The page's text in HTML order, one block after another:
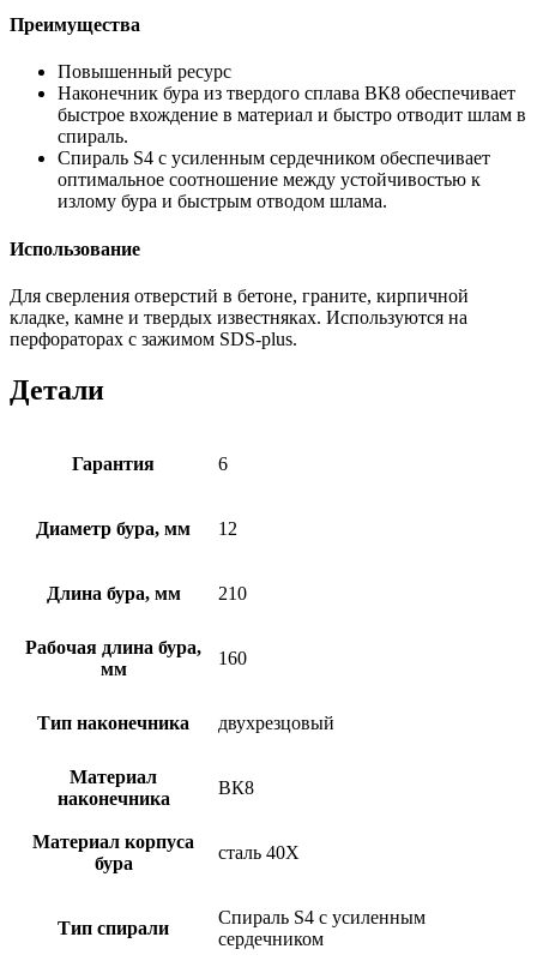
Преимущества
Повышенный ресурс
Наконечник бура из твердого сплава ВК8 обеспечивает
быстрое вхождение в материал и быстро отводит шлам в
спираль.
Спираль S4 с усиленным сердечником обеспечивает
оптимальное соотношение между устойчивостью к
излому бура и быстрым отводом шлама.
Использование
Для сверления отверстий в бетоне, граните, кирпичной
кладке, камне и твердых известняках. Используются на
перфораторах с зажимом SDS-plus.
Детали
Гарантия 6
Диаметр бура, мм 12
Длина бура, мм 210
Рабочая длина бура,
мм
160
Тип наконечника двухрезцовый
Материал
наконечника
ВК8
Материал корпуса
бура
сталь 40Х
Тип спирали
Спираль S4 с усиленным
сердечником